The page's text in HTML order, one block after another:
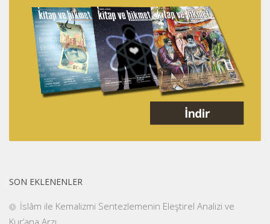
SON EKLENENLER
İslâm ile Kemalizmi Sentezlemenin Eleştirel Analizi ve
Kur’ana Arzı